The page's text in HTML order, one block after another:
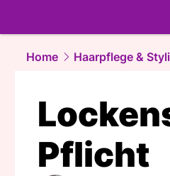
Home
Haarpflege &
Pflicht